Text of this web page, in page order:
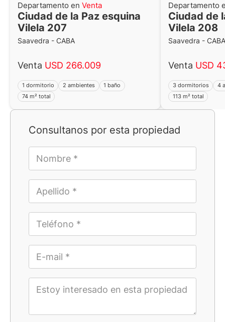
Consultanos por esta propiedad
Departamento en Venta
Ciudad de la Paz esquina
Vilela 207
Saavedra - CABA
Venta USD 266.009
1 dormitorio 2 ambientes
1 baño
74 m² total
Departamento
Ciudad de
Vilela 208
Saavedra - CABA
Venta USD
3 dormitorios
4
113 m² total